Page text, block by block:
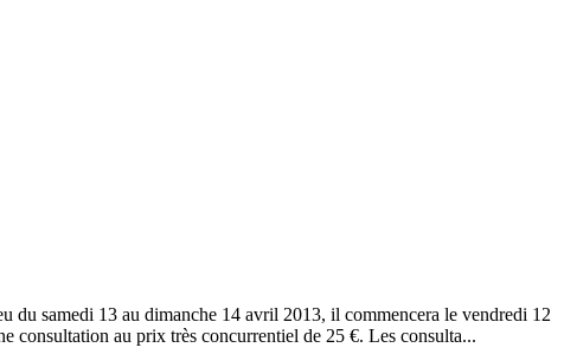
samedi 13 au dimanche 14 avril 2013, il commencera le vendredi 12
consultation au prix très concurrentiel de 25 €. Les consulta...